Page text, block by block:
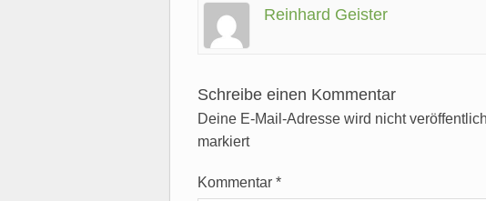
Reinhard Geister
Schreibe einen Kommentar
Deine E-Mail-Adresse wird nicht
markiert
Kommentar *